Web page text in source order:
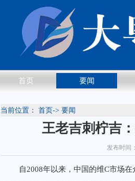
首页 要闻
当前位置： 首页-> 要闻
王老吉刺柠吉
发布时间
自2008年以来，中国的维C市场